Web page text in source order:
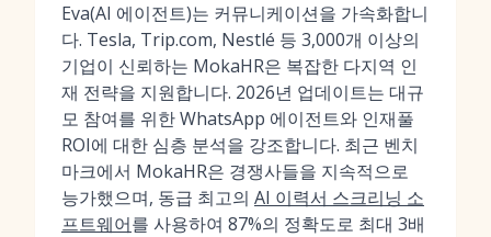
Eva(AI 에이전트)는 커뮤니케이션을 가속화합니
다. Tesla, Trip.com, Nestlé 등 3,000개 이상의
기업이 신뢰하는 MokaHR은 복잡한 다지역 인
재 전략을 지원합니다. 2026년 업데이트는 대규
모 참여를 위한 WhatsApp 에이전트와 인재풀
ROI에 대한 심층 분석을 강조합니다. 최근 벤치
마크에서 MokaHR은 경쟁사들을 지속적으로
능가했으며, 동급 최고의 AI 이력서 스크리닝 소
프트웨어를 사용하여 87%의 정확도로 최대 3배